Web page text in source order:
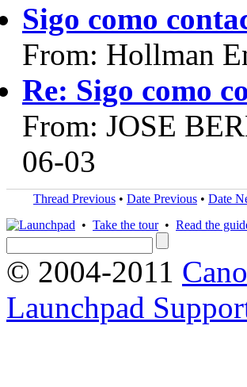
Sigo como
From: Hollman
Re: Sigo como
From: JOSE
06-03
Thread Previous • Date Previous • Date
• Take the tour• Read the
© 2004-2011
Launchpad